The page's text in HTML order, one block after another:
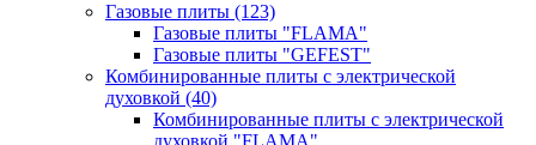
Газовые плиты (123)
Газовые плиты "FLAMA"
Газовые плиты "GEFEST"
Комбинированные плиты с электрической
духовкой (40)
Комбинированные плиты с электрической
духовкой "FLAMA"